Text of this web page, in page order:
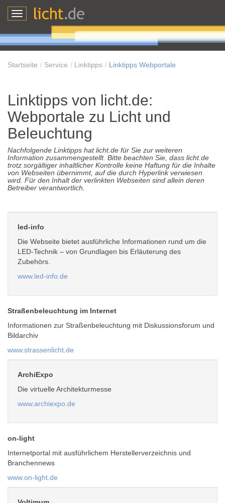
Toggle
Startseite Service Linktipps Linktipps Webportale
Linktipps von licht.de:
Webportale zu Licht und
Beleuchtung
Nachfolgende Linktipps hat licht.de für Sie zur weiteren
Information zusammengestellt. Bitte beachten Sie, dass licht.de
trotz sorgältiger inhaltlicher Kontrolle keine Haftung für die Inhalte
von Webseiten übernimmt, auf die durch Hyperlink verwiesen
wird. Für den Inhalt der verlinkten Webseiten sind allein deren
Betreiber verantwortlich.
led-info
Die Webseite bietet ausführliche Informationen rund um die
LED-Technik – von Grundlagen bis Erläuterung des
Zubehörs.
www.led-info.de
Straßenbeleuchtung im Internet
Informationen zur Straßenbeleuchtung mit Diskussionsforum und
Bildarchiv
www.strassenlicht.de
ArchiExpo
Die virtuelle Architekturmesse
www.archiexpo.de
on-light
Internetportal mit ausführlichem Herstellerverzeichnis und
Branchennews
www.on-light.de